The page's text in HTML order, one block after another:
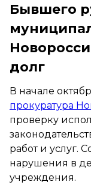
Бывшего
долг
В начале
прокуратура
проверку
работ и услуг.
нарушения в
учреждения.